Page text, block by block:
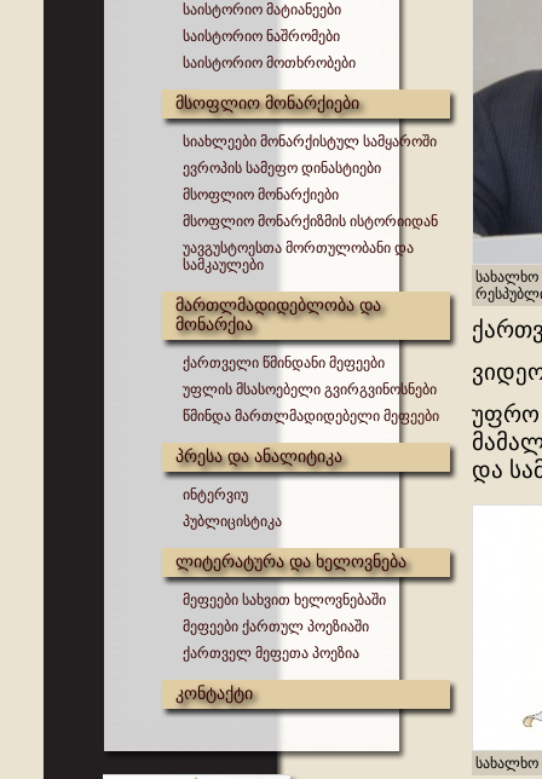
საისტორიო მატიანეები
საისტორიო ნაშრომები
საისტორიო მოთხრობები
მსოფლიო მონარქიები
სიახლეები მონარქისტულ სამყაროში
ევროპის სამეფო დინასტიები
მსოფლიო მონარქიები
მსოფლიო მონარქიზმის ისტორიიდან
უავგუსტოესთა მორთულობანი და
სამკაულები
მართლმადიდებლობა და
მონარქია
ქართველი წმინდანი მეფეები
უფლის მსასოებელი გვირგვინოსნები
წმინდა მართლმადიდებელი მეფეები
პრესა და ანალიტიკა
ინტერვიუ
პუბლიცისტიკა
ლიტერატურა და ხელოვნება
მეფეები სახვით ხელოვნებაში
მეფეები ქართულ პოეზიაში
ქართველ მეფეთა პოეზია
კონტაქტი
სახალხო
უფრო
და
სახალხო